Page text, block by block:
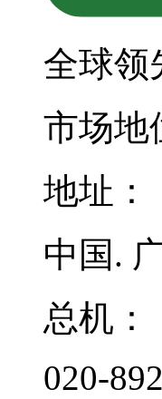
全球领
市场地
地址：
中国.
总机：
020-